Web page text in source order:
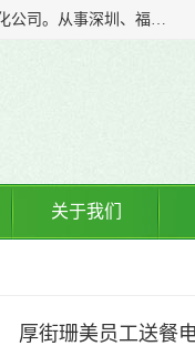
广东食安膳食管理服务有限公司是一家集干货粮油、肉禽蔬菜等食品加工、配送及食堂承包于一体的专业化公司。从事深圳、福永、公明、沙井、松岗等地区的蔬菜配送服务。 专业的服务队伍，以及完善的服务机制，经过多年的努力拼搏，赢得了广大客户的信赖和支持。
关于我们
厚街珊美员工送餐